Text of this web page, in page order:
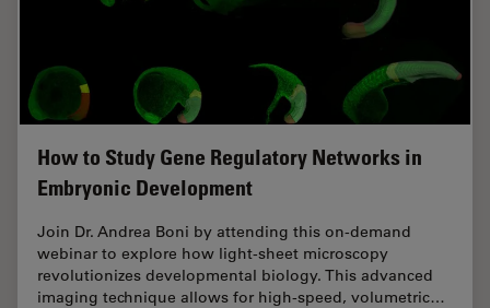
How to Study Gene Regulatory Networks in
Embryonic Development
Join Dr. Andrea Boni by attending this on-demand
webinar to explore how light-sheet microscopy
revolutionizes developmental biology. This advanced
imaging technique allows for high-speed, volumetric…